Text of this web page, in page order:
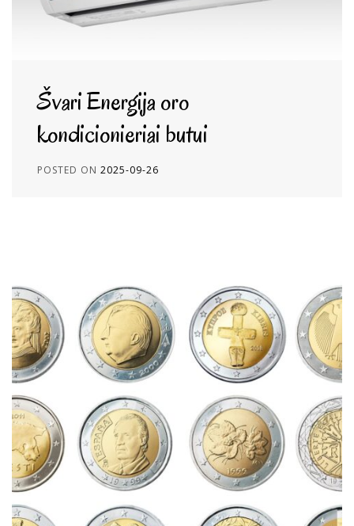
Švari Energija oro
kondicionieriai butui
POSTED ON 2025-09-26